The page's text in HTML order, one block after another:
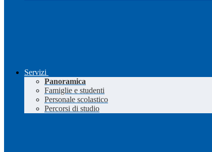
Servizi
Panoramica
Famiglie e studenti
Personale scolastico
Percorsi di studio